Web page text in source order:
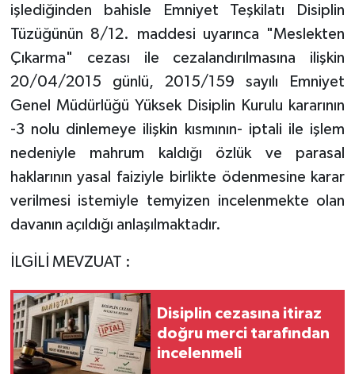
işlediğinden bahisle Emniyet Teşkilatı Disiplin
Tüzüğünün 8/12. maddesi uyarınca "Meslekten
Çıkarma" cezası ile cezalandırılmasına ilişkin
20/04/2015 günlü, 2015/159 sayılı Emniyet
Genel Müdürlüğü Yüksek Disiplin Kurulu kararının
-3 nolu dinlemeye ilişkin kısmının- iptali ile işlem
nedeniyle mahrum kaldığı özlük ve parasal
haklarının yasal faiziyle birlikte ödenmesine karar
verilmesi istemiyle temyizen incelenmekte olan
davanın açıldığı anlaşılmaktadır.
İLGİLİ MEVZUAT :
Disiplin cezasına itiraz
doğru merci tarafından
incelenmeli